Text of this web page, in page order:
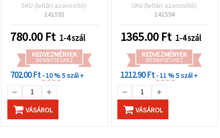
kerek 4 mm, 100 db,
ékszerkészítéshez
SKU (leltári azonosító):
141591
780.00 Ft 1-4 szál
KEDVEZMÉNYEK
MENNYISÉGHEZ
702.00 Ft- 10 %5 szál +
VÁSÁROL
SKU (leltári azonosító):
141594
1365.00 Ft 1-4 szál
KEDVEZMÉNYEK
MENNYISÉGHEZ
1212.90 Ft- 11 %5 szál +
VÁSÁROL